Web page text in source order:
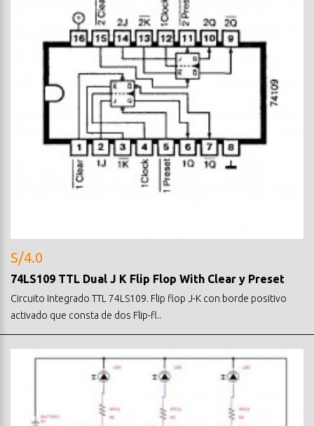
S/4.0
74LS109 TTL Dual J K Flip Flop With Clear y Preset
Circuito Integrado TTL 74LS109. Flip flop J-K con borde positivo
activado que consta de dos Flip-fl..